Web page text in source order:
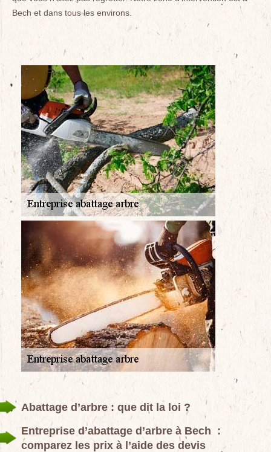
Bech et dans tous les environs.
Abattage d’arbre : que dit la loi ?
Entreprise d’abattage d’arbre à Bech :
comparez les prix à l’aide des devis